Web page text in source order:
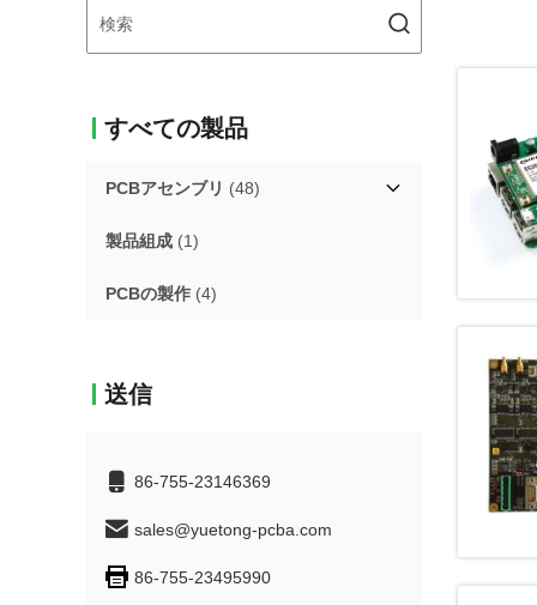
すべての製品
PCBアセンブリ (48)
製品組成 (1)
PCBの製作 (4)
送信
86-755-23146369
sales@yuetong-pcba.com
86-755-23495990